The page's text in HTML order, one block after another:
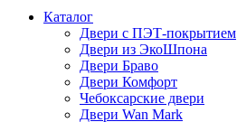
Каталог
Двери с ПЭТ-покрытием
Двери из ЭкоШпона
Двери Браво
Двери Комфорт
Чебоксарские двери
Двери Wan Mark